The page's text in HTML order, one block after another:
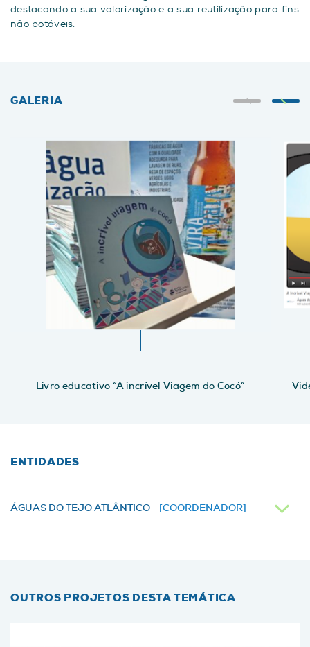
destacando a sua valorização e a sua reutilização para fins
não potáveis.
GALERIA
Livro educativo “A incrível Viagem do Cocó”
ENTIDADES
ÁGUAS DO TEJO ATLÂNTICO [COORDENADOR]
OUTROS PROJETOS DESTA TEMÁTICA